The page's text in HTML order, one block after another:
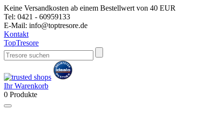
Keine Versandkosten ab einem Bestellwert von 40 EUR
Tel: 0421 - 60959133
E-Mail: info@toptresore.de
Kontakt
TopTresore
Ihr Warenkorb
0 Produkte